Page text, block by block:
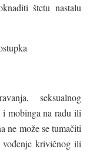
štetu nastalu
seksualnog
i mobinga na radu ili
ne može se tumačiti
vođenje krivičnog ili